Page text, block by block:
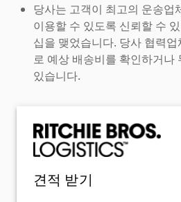
당사는 고객이 최고의 운송업
이용할 수 있도록 신뢰할 수
십을 맺었습니다. 당사 협력
로 예상 배송비를 확인하거나
있습니다.
견적 받기